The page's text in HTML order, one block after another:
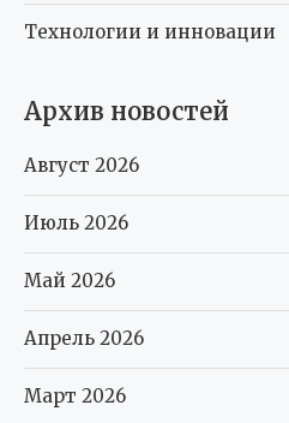
Технологии и инновации
Архив новостей
Август 2026
Июль 2026
Май 2026
Апрель 2026
Март 2026